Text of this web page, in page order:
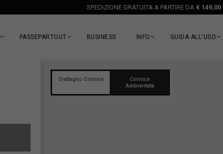
SPEDIZIONE GRATUITA A PARTIRE DA € 149,00
PASSEPARTOUT BUSINESS INFO GUIDA ALL'USO
Dettaglio Cornice
Cornice
Ambientata